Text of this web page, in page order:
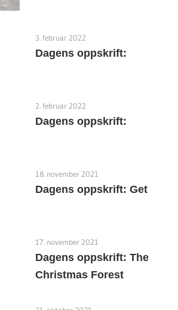
3. februar 2022
Dagens oppskrift:
2. februar 2022
Dagens oppskrift:
18. november 2021
Dagens oppskrift: Get
17. november 2021
Dagens oppskrift: The
Christmas Forest